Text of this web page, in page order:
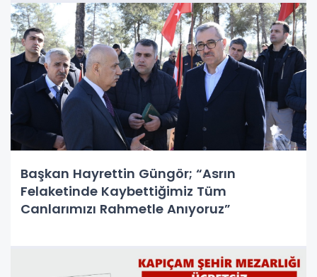
Başkan Hayrettin Güngör; “Asrın
Felaketinde Kaybettiğimiz Tüm
Canlarımızı Rahmetle Anıyoruz”